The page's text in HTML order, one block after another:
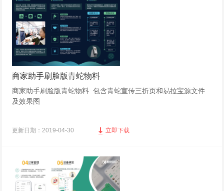
商家助手刷脸版青蛇物料
商家助手刷脸版青蛇物料: 包含青蛇宣传三折页和易拉宝源文件
及效果图
更新日期：2019-04-30 立即下载